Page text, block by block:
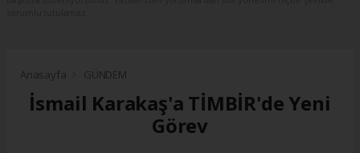
Anasayfa GÜNDEM
İsmail Karakaş'a TİMBİR'de Yeni
Görev